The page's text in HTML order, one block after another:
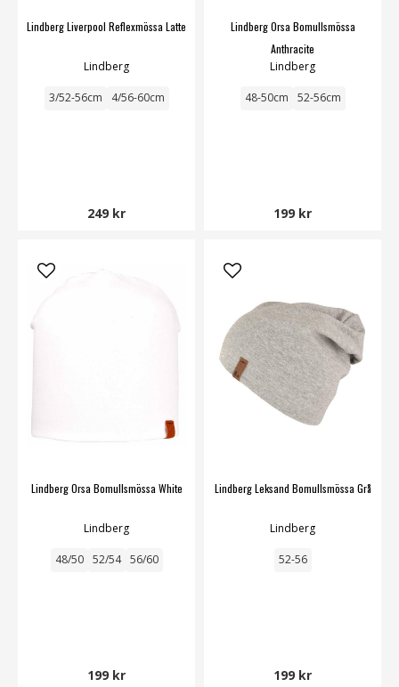
Lindberg Liverpool Reflexmössa Latte
Lindberg
3/52-56cm 4/56-60cm
249 kr
Lindberg Orsa Bomullsmössa
Anthracite
Lindberg
48-50cm 52-56cm
199 kr
Lindberg Orsa Bomullsmössa White
Lindberg
48/50 52/54 56/60
199 kr
Lindberg Leksand Bomullsmössa Grå
Lindberg
52-56
199 kr